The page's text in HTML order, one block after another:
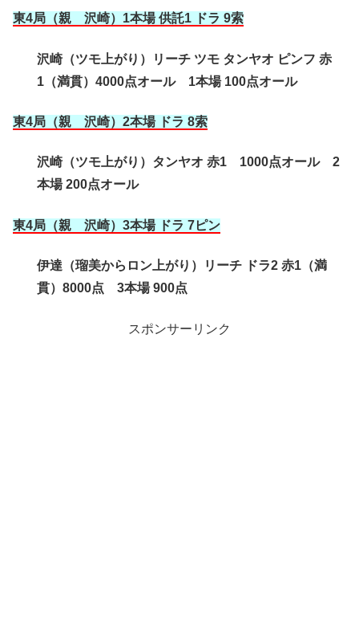
東4局（親 沢崎）1本場 供託1 ドラ 9索
沢崎（ツモ上がり）リーチ ツモ タンヤオ ピンフ 赤
1（満貫）4000点オール 1本場 100点オール
東4局（親 沢崎）2本場 ドラ 8索
沢崎（ツモ上がり）タンヤオ 赤1 1000点オール 2
本場 200点オール
東4局（親 沢崎）3本場 ドラ 7ピン
伊達（瑠美からロン上がり）リーチ ドラ2 赤1（満
貫）8000点 3本場 900点
スポンサーリンク